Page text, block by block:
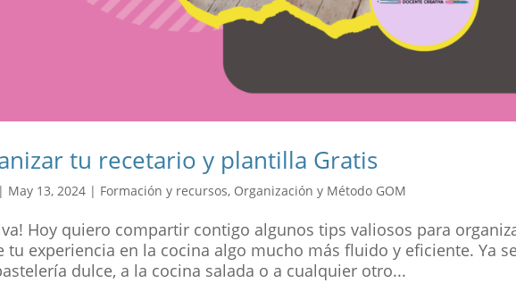
tu recetario y plantilla Gratis
| May 13, 2024 | Formación y recursos, Organización y Método GOM
Hoy quiero compartir contigo algunos tips valiosos para
tu experiencia en la cocina algo mucho más fluido y eficiente. Ya
dulce, a la cocina salada o a cualquier otro...